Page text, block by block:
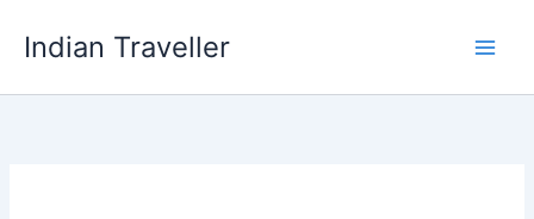
Indian Traveller